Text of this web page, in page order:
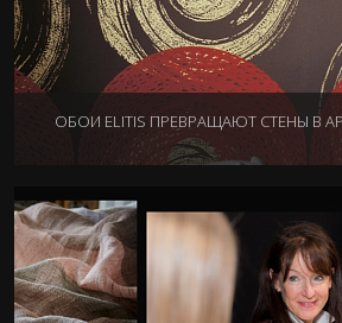
ОБОИ ELITIS ПРЕВРАЩАЮТ СТЕНЫ В